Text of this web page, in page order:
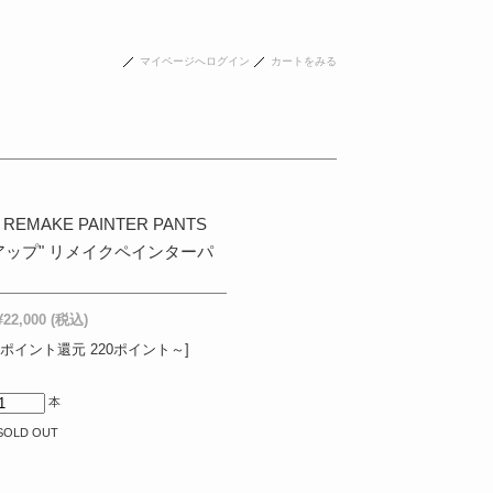
マイページへログイン カートをみる
PAINTER PANTS
プ" リメイクペインターパ
(税込)
イント還元 220ポイント～]
本
OUT